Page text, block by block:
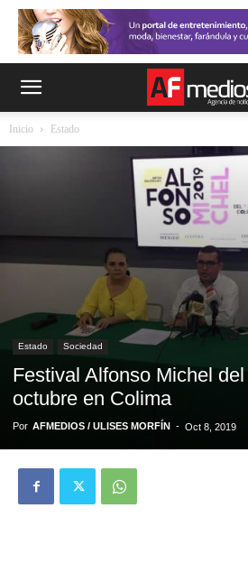
Inicio Estado
Estado Sociedad
Festival Alfonso Michel
octubre en Colima
Por AFMEDIOS / ULISES MORFÍN - Oct 8, 2019